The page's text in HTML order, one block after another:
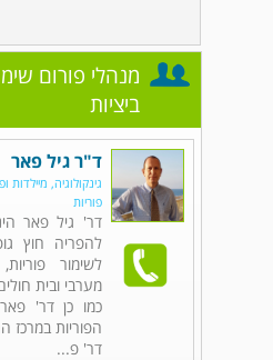
מנהלי פורום
ביציות
ד"ר גיל פאר
גינקולוגיה, מיילדות
פוריות
דר' גיל פאר
להפריה חוץ
לשימור
מערבי ובית
כמו כן דר'
הפוריות במרכז
דר' פ...